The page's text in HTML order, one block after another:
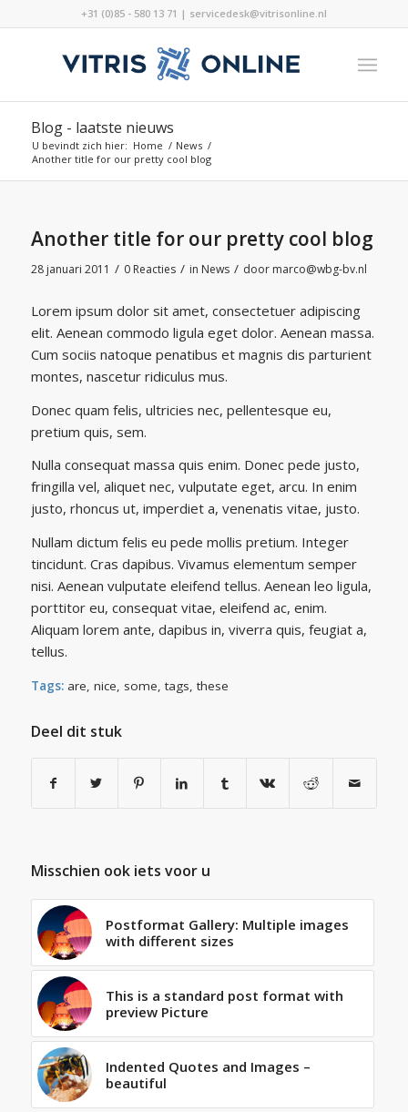
+31 (0)85 - 580 13 71 | servicedesk@vitrisonline.nl
Blog - laatste nieuws
U bevindt zich hier: Home / News /
Another title for our pretty cool blog
Another title for our pretty cool blog
28 januari 2011 / 0 Reacties / in News / door marco@wbg-bv.nl
Lorem ipsum dolor sit amet, consectetuer adipiscing
elit. Aenean commodo ligula eget dolor. Aenean massa.
Cum sociis natoque penatibus et magnis dis parturient
montes, nascetur ridiculus mus.
Donec quam felis, ultricies nec, pellentesque eu,
pretium quis, sem.
Nulla consequat massa quis enim. Donec pede justo,
fringilla vel, aliquet nec, vulputate eget, arcu. In enim
justo, rhoncus ut, imperdiet a, venenatis vitae, justo.
Nullam dictum felis eu pede mollis pretium. Integer
tincidunt. Cras dapibus. Vivamus elementum semper
nisi. Aenean vulputate eleifend tellus. Aenean leo ligula,
porttitor eu, consequat vitae, eleifend ac, enim.
Aliquam lorem ante, dapibus in, viverra quis, feugiat a,
tellus.
Tags: are, nice, some, tags, these
Deel dit stuk
Misschien ook iets voor u
Postformat Gallery: Multiple images
with different sizes
This is a standard post format with
preview Picture
Indented Quotes and Images –
beautiful